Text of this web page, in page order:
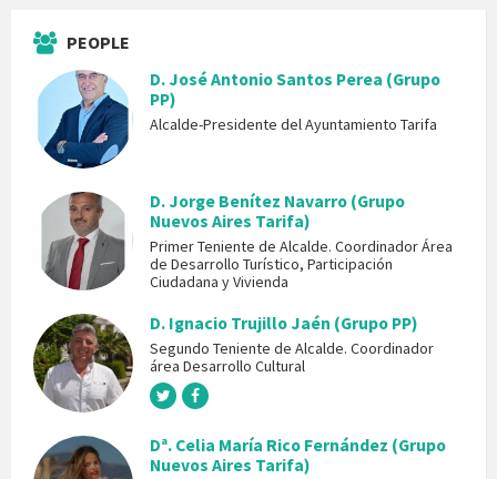
PEOPLE
D. José Antonio Santos Perea (Grupo
PP)
Alcalde-Presidente del Ayuntamiento Tarifa
D. Jorge Benítez Navarro (Grupo
Nuevos Aires Tarifa)
Primer Teniente de Alcalde. Coordinador Área
de Desarrollo Turístico, Participación
Ciudadana y Vivienda
D. Ignacio Trujillo Jaén (Grupo PP)
Segundo Teniente de Alcalde. Coordinador
área Desarrollo Cultural
Dª. Celia María Rico Fernández (Grupo
Nuevos Aires Tarifa)